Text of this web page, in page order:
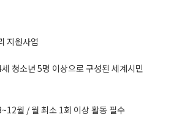
지원사업
청소년 5명 이상으로 구성된 세계시민
월 / 월 최소 1회 이상 활동 필수